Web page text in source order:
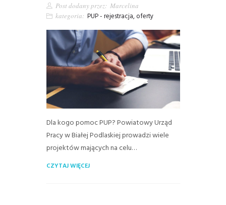
Post dodany przez: Marcelina
kategoria: PUP - rejestracja, oferty
Dla kogo pomoc PUP? Powiatowy Urząd
Pracy w Białej Podlaskiej prowadzi wiele
projektów mających na celu…
CZYTAJ WIĘCEJ